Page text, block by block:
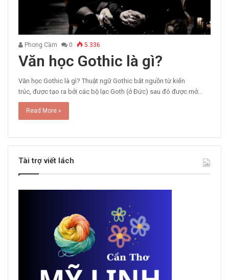
Phong Cầm 0 5.336
Văn học Gothic là gì?
Văn học Gothic là gì? Thuật ngữ Gothic bắt nguồn từ kiến
trúc, được tạo ra bởi các bộ lạc Goth (ở Đức) sau đó được mở…
Read More »
Tài trợ viết lách